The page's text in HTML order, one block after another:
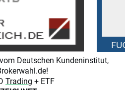
vom Deutschen Kundeninstitut,
Trading + ETF